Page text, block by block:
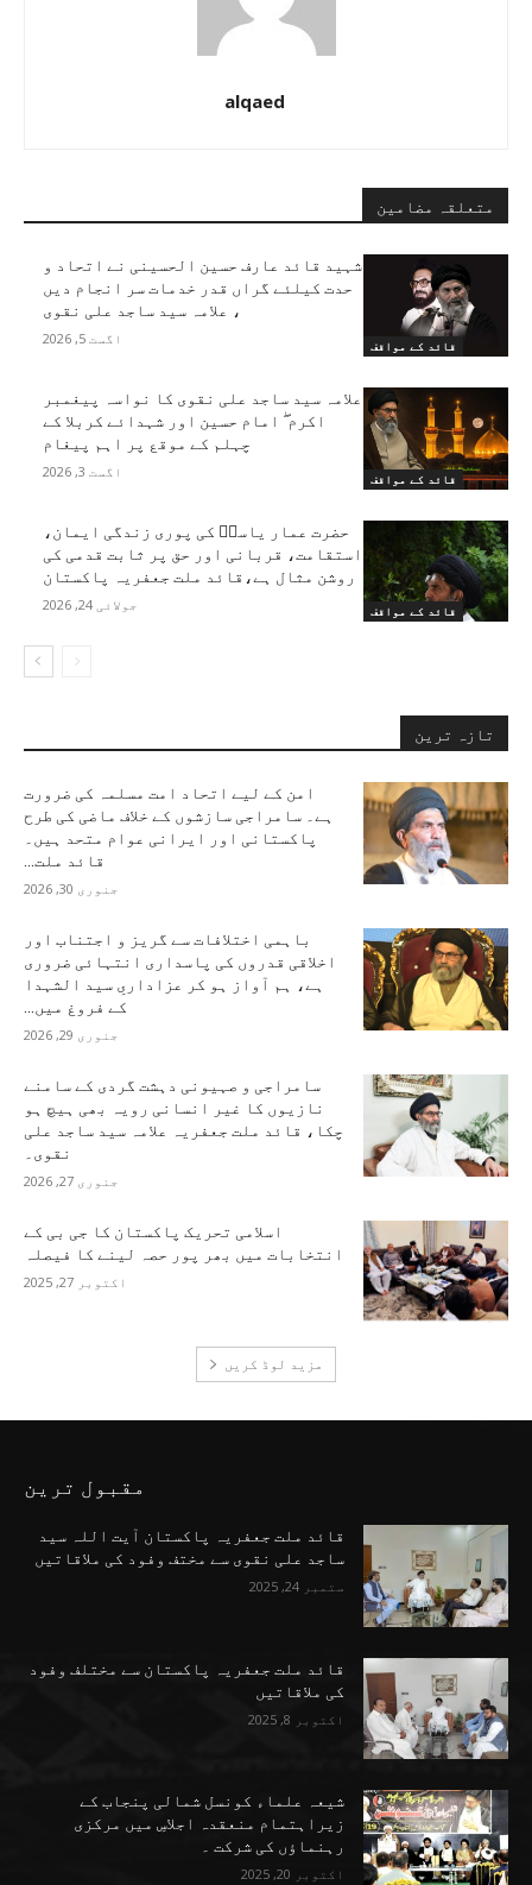
alqaed
متعلقہ مضامین
قائد کے مواقف
شہید قائد عارف حسین الحسینی نے اتحاد و
حدت کیلئے گراں قدر خدمات سر انجام دیں
، علامہ سید ساجد علی نقوی
اگست 5, 2026
قائد کے مواقف
علامہ سید ساجد علی نقوی کا نواسہ پیغمبر
اکرم ۖ امام حسین اور شہدائے کربلا کے
چہلم کے موقع پر اہم پیغام
اگست 3, 2026
قائد کے مواقف
حضرت عمار یاسرؑ کی پوری زندگی ایمان،
استقامت، قربانی اور حق پر ثابت قدمی کی
روشن مثال ہے،قائد ملت جعفریہ پاکستان
جولائی 24, 2026
تازہ ترین
امن کے لیے اتحاد امت مسلمہ کی ضرورت
ہے۔ سامراجی سازشوں کے خلاف ماضی کی طرح
پاکستانی اور ایرانی عوام متحد ہیں۔
قائد ملت...
جنوری 30, 2026
باہمی اختلافات سے گریز و اجتناب اور
اخلاقی قدروں کی پاسداری انتہائی ضروری
ہے، ہم آواز ہو کر عزاداریِ سید الشہدا
کے فروغ میں...
جنوری 29, 2026
سامراجی و صہیونی دہشت گردی کے سامنے
نازیوں کا غیر انسانی رویہ بھی ہیچ ہو
چکا، قائد ملت جعفریہ علامہ سید ساجد علی
نقوی۔
جنوری 27, 2026
اسلامی تحریک پاکستان کا جی بی کے
انتخابات میں بھر پور حصہ لینے کا فیصلہ
اکتوبر 27, 2025
مزید لوڈ کریں
مقبول ترین
قائد ملت جعفریہ پاکستان آیت اللہ سید
ساجد علی نقوی سے مختف وفود کی ملاقاتیں
ستمبر 24, 2025
قائد ملت جعفریہ پاکستان سے مختلف وفود
کی ملاقاتیں
اکتوبر 8, 2025
شیعہ علماء کونسل شمالی پنجاب کے
زیراہتمام منعقدہ اجلاسِ میں مرکزی
رہنماؤں کی شرکت ۔
اکتوبر 20, 2025